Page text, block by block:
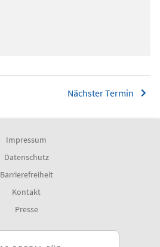
Nächster Termin
Impressum
Datenschutz
Barrierefreiheit
Kontakt
Presse